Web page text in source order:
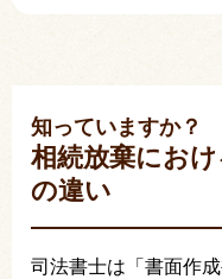
知っていますか？
相続放棄にお
の違い
司法書士は「書面作